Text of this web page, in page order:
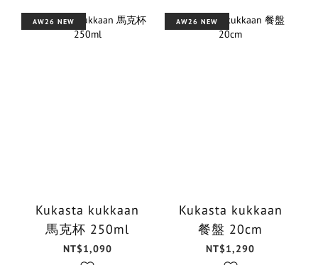
AW26 NEW
Kukasta kukkaan
馬克杯 250ml
NT$1,090
AW26 NEW
Kukasta kukkaan
餐盤 20cm
NT$1,290